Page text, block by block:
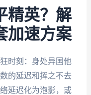
精英？解
加速方案
时刻：身处异国他
的延迟和挥之不去
延迟化为泡影，或